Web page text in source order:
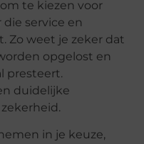
te kiezen voor
service en
Zo weet je zeker dat
opgelost en
presteert.
duidelijke
in je keuze,